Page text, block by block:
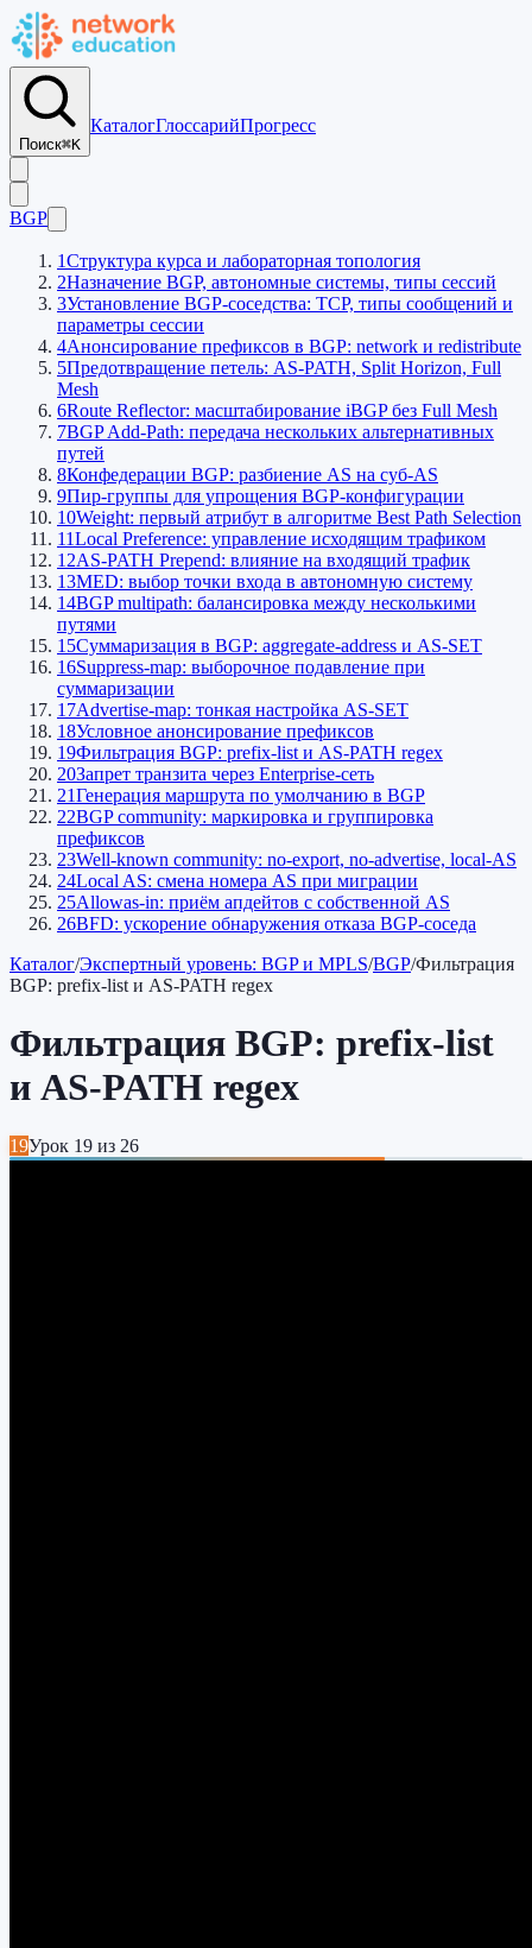
Поиск⌘K
КаталогГлоссарийПрогресс
BGP
1Структура курса и лабораторная топология
2Назначение BGP, автономные системы, типы сессий
3Установление BGP-соседства: TCP, типы сообщений и
параметры сессии
4Анонсирование префиксов в BGP: network и redistribute
5Предотвращение петель: AS-PATH, Split Horizon, Full
Mesh
6Route Reflector: масштабирование iBGP без Full Mesh
7BGP Add-Path: передача нескольких альтернативных
путей
8Конфедерации BGP: разбиение AS на суб-AS
9Пир-группы для упрощения BGP-конфигурации
10Weight: первый атрибут в алгоритме Best Path Selection
11Local Preference: управление исходящим трафиком
12AS-PATH Prepend: влияние на входящий трафик
13MED: выбор точки входа в автономную систему
14BGP multipath: балансировка между несколькими
путями
15Суммаризация в BGP: aggregate-address и AS-SET
16Suppress-map: выборочное подавление при
суммаризации
17Advertise-map: тонкая настройка AS-SET
18Условное анонсирование префиксов
19Фильтрация BGP: prefix-list и AS-PATH regex
20Запрет транзита через Enterprise-сеть
21Генерация маршрута по умолчанию в BGP
22BGP community: маркировка и группировка
префиксов
23Well-known community: no-export, no-advertise, local-AS
24Local AS: смена номера AS при миграции
25Allowas-in: приём апдейтов с собственной AS
26BFD: ускорение обнаружения отказа BGP-соседа
Каталог/Экспертный уровень: BGP и MPLS/BGP/Фильтрация
BGP: prefix-list и AS-PATH regex
Фильтрация BGP: prefix-list
и AS-PATH regex
19Урок 19 из 26